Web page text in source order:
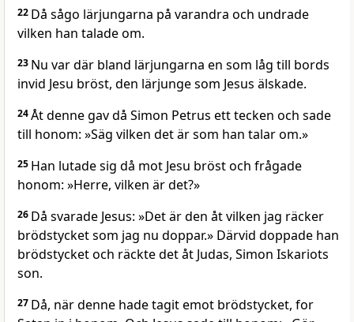
22 Då sågo lärjungarna på varandra och undrade
vilken han talade om.
23 Nu var där bland lärjungarna en som låg till bords
invid Jesu bröst, den lärjunge som Jesus älskade.
24Åt denne gav då Simon Petrus ett tecken och sade
till honom: »Säg vilken det är som han talar om.»
25 Han lutade sig då mot Jesu bröst och frågade
honom: »Herre, vilken är det?»
26 Då svarade Jesus: »Det är den åt vilken jag räcker
brödstycket som jag nu doppar.» Därvid doppade han
brödstycket och räckte det åt Judas, Simon Iskariots
son.
27 Då, när denne hade tagit emot brödstycket, for